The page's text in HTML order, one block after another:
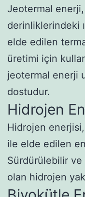
Jeotermal
derinliklerindeki
elde edilen
üretimi için
jeotermal enerji
dostudur.
Hidrojen
Hidrojen
ile elde edilen
Sürdürülebilir ve
olan hidrojen